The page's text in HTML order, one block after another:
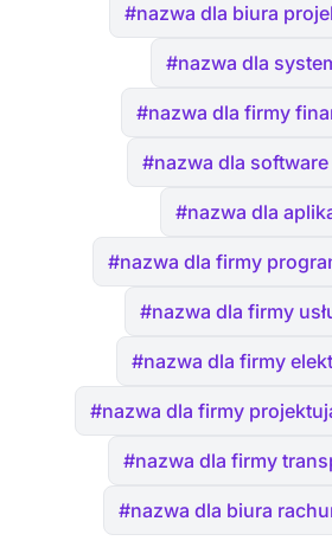
#nazwa dla biura
#nazwa dla
#nazwa dla firmy
#nazwa dla
#nazwa dla
#nazwa dla firmy
#nazwa dla firmy
#nazwa dla firmy
#nazwa dla firmy
#nazwa dla firmy
#nazwa dla biura